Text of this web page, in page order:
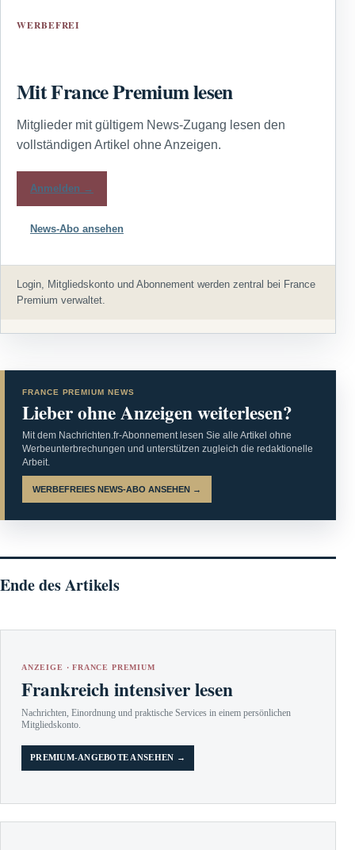
WERBEFREI
Mit France Premium lesen
Mitglieder mit gültigem News-Zugang lesen den
vollständigen Artikel ohne Anzeigen.
Anmelden →
News-Abo ansehen
Login, Mitgliedskonto und Abonnement werden zentral bei France
Premium verwaltet.
FRANCE PREMIUM NEWS
Lieber ohne Anzeigen weiterlesen?
Mit dem Nachrichten.fr-Abonnement lesen Sie alle Artikel ohne
Werbeunterbrechungen und unterstützen zugleich die redaktionelle
Arbeit.
WERBEFREIES NEWS-ABO ANSEHEN →
Ende des Artikels
ANZEIGE · FRANCE PREMIUM
Frankreich intensiver lesen
Nachrichten, Einordnung und praktische Services in einem persönlichen
Mitgliedskonto.
PREMIUM-ANGEBOTE ANSEHEN →